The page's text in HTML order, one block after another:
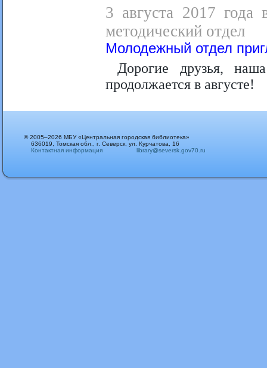
3 августа 2017 года
методический отдел
Молодежный отдел
Дорогие друзья,
продолжается в августе!
© 2005–2026 МБУ «Центральная городская библиотека»
636019, Томская обл., г. Северск, ул. Курчатова, 16
Контактная информация
library@seversk.gov70.ru